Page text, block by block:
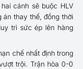
cánh sẽ buộc HLV
án thay thế, đồng thời
trì sức ép lên hàng
chế nhất định trong
trội. Trận hòa 0-0